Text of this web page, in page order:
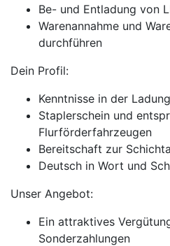
Be- und Entladung von
Warenannahme und
durchführen
Dein Profil:
Kenntnisse in der
Staplerschein und
Flurförderfahrzeugen
Bereitschaft zur
Deutsch in Wort und
Unser Angebot:
Ein attraktives
Sonderzahlungen